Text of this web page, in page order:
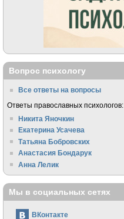
Вопрос психологу
Все ответы на вопросы
Ответы православных психологов:
Никита Яночкин
Екатерина Усачева
Татьяна Бобровских
Анастасия Бондарук
Анна Лелик
Мы в социальных сетях
ВКонтакте